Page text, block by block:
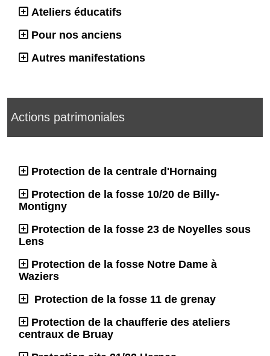
Ateliers éducatifs
Pour nos anciens
Autres manifestations
Actions patrimoniales
Protection de la centrale d'Hornaing
Protection de la fosse 10/20 de Billy-
Montigny
Protection de la fosse 23 de Noyelles sous
Lens
Protection de la fosse Notre Dame à
Waziers
Protection de la fosse 11 de grenay
Protection de la chaufferie des ateliers
centraux de Bruay